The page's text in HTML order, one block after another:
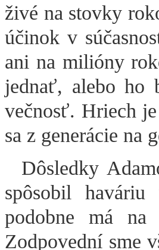
živé na stovky
účinok v
ani na milióny
jednať, alebo ho
večnosť. Hriech
sa z generácie na
Dôsledky
spôsobil
podobne má
Zodpovední sme